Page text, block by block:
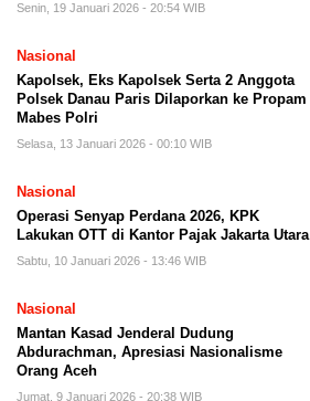
Senin, 19 Januari 2026 - 20:54 WIB
Nasional
Kapolsek, Eks Kapolsek Serta 2 Anggota
Polsek Danau Paris Dilaporkan ke Propam
Mabes Polri
Selasa, 13 Januari 2026 - 00:10 WIB
Nasional
Operasi Senyap Perdana 2026, KPK
Lakukan OTT di Kantor Pajak Jakarta Utara
Sabtu, 10 Januari 2026 - 13:46 WIB
Nasional
Mantan Kasad Jenderal Dudung
Abdurachman, Apresiasi Nasionalisme
Orang Aceh
Jumat, 9 Januari 2026 - 20:38 WIB